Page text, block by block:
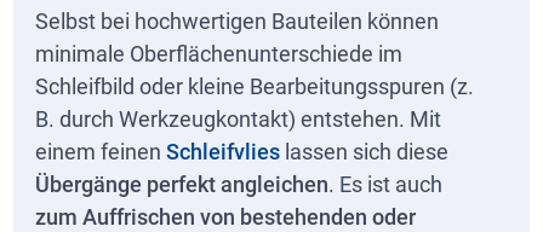
Selbst bei hochwertigen Bauteilen können
minimale Oberflächenunterschiede im
Schleifbild oder kleine Bearbeitungsspuren (z.
B. durch Werkzeugkontakt) entstehen. Mit
einem feinenSchleifvlies lassen sich diese
Übergänge perfekt angleichen. Es ist auch
zum Auffrischen von bestehenden oder